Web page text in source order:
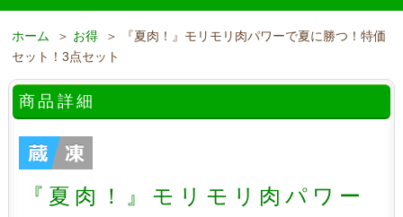
ホーム ＞ お得 ＞ 『夏肉！』モリモリ肉パワーで夏に勝つ！特価
セット！3点セット
商品詳細
『夏肉！』モリモリ肉パワー